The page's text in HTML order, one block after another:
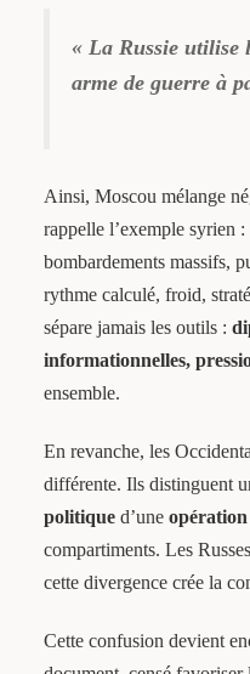
« La Russie utilise
arme de guerre à
Ainsi, Moscou mélange
rappelle l’exemple syrien
bombardements massifs,
rythme calculé, froid,
sépare jamais les outils :
informationnelles,
ensemble.
En revanche, les
différente. Ils distinguent
politiqued’une opération
compartiments. Les
cette divergence crée la
Cette confusion devient